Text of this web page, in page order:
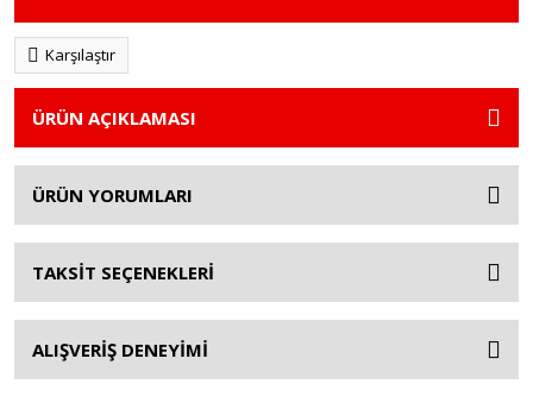
Karşılaştır
ÜRÜN AÇIKLAMASI
ÜRÜN YORUMLARI
TAKSİT SEÇENEKLERİ
ALIŞVERİŞ DENEYİMİ